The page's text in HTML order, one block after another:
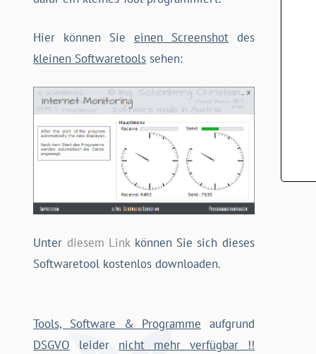
Hier können Sie einen Screenshotdes
kleinen Softwaretools sehen:
Unter diesem Linkkönnen Sie sich dieses
Softwaretool kostenlos downloaden.
Tools, Software & Programme aufgrund
DSGVO leider nicht mehr verfügbar !!